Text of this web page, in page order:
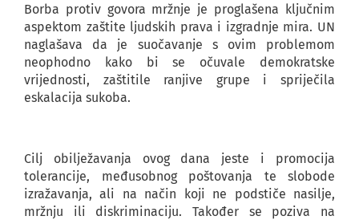
Borba protiv govora mržnje je proglašena ključnim
aspektom zaštite ljudskih prava i izgradnje mira. UN
naglašava da je suočavanje s ovim problemom
neophodno kako bi se očuvale demokratske
vrijednosti, zaštitile ranjive grupe i spriječila
eskalacija sukoba.
Cilj obilježavanja ovog dana jeste i promocija
tolerancije, međusobnog poštovanja te slobode
izražavanja, ali na način koji ne podstiče nasilje,
mržnju ili diskriminaciju. Također se poziva na